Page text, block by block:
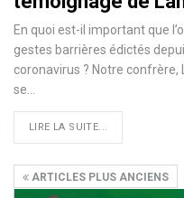
En quoi est-il important que
gestes barrières édictés
coronavirus ? Notre
se
LIRE LA SUITE...
ARTICLES PLUS ANCIENS